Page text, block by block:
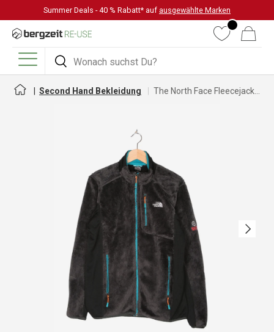
DIREKT ZUM INHALT
Summer Deals - 40 % Rabatt* auf ausgewählte Marken
Suchen
Suchen
WunschlisteWarenkorb
Menü
Second Hand Bekleidung
Nächste